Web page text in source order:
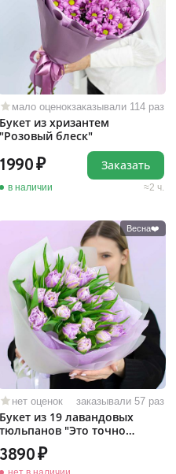
мало оценокзаказывали 114 раз
Букет из хризантем
"Розовый блеск"
1990
в наличии 2 ч.
Заказать
Весна❤️
нет оценок заказывали 57 раз
Букет из 19 лавандовых
тюльпанов "Это точно
любовь!"
3890